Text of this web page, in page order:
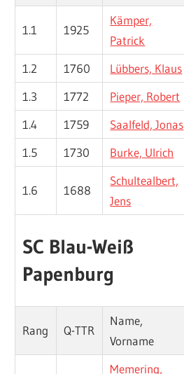
1.1 1925
Kämper,
Patrick
1.2
1760
Lübbers, Klaus
1.3
1772
Pieper, Robert
1.4
1759
Saalfeld, Jonas
1.5
1730 Burke, Ulrich
1.6 1688
Schultealbert,
Jens
SC Blau-Weiß
Papenburg
Rang Q-TTR
Name,
Vorname
Memering,